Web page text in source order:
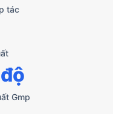
tác
Gmp